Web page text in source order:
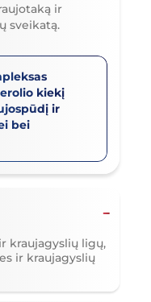
ir
sveikatą.
kiekį
ir
bei
kraujagyslių ligų,
ir kraujagyslių